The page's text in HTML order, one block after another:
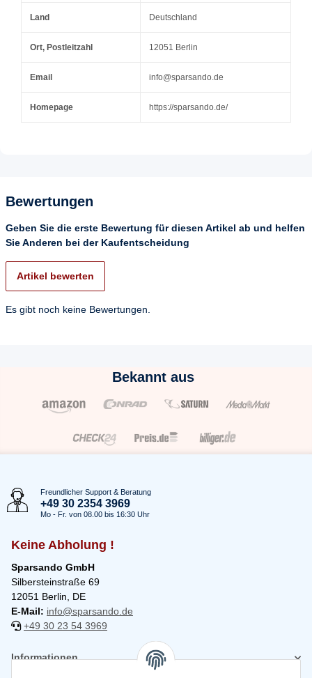
Land Deutschland
Ort, Postleitzahl 12051 Berlin
Email info@sparsando.de
Homepage https://sparsando.de/
Bewertungen
Geben Sie die erste Bewertung für diesen Artikel ab und helfen
Sie Anderen bei der Kaufentscheidung
Artikel bewerten
Es gibt noch keine Bewertungen.
Bekannt aus
Freundlicher Support & Beratung
+49 30 2354 3969
Mo - Fr. von 08.00 bis 16:30 Uhr
Keine Abholung !
Sparsando GmbH
Silbersteinstraße 69
12051 Berlin, DE
E-Mail: info@sparsando.de
+49 30 23 54 3969
Informationen